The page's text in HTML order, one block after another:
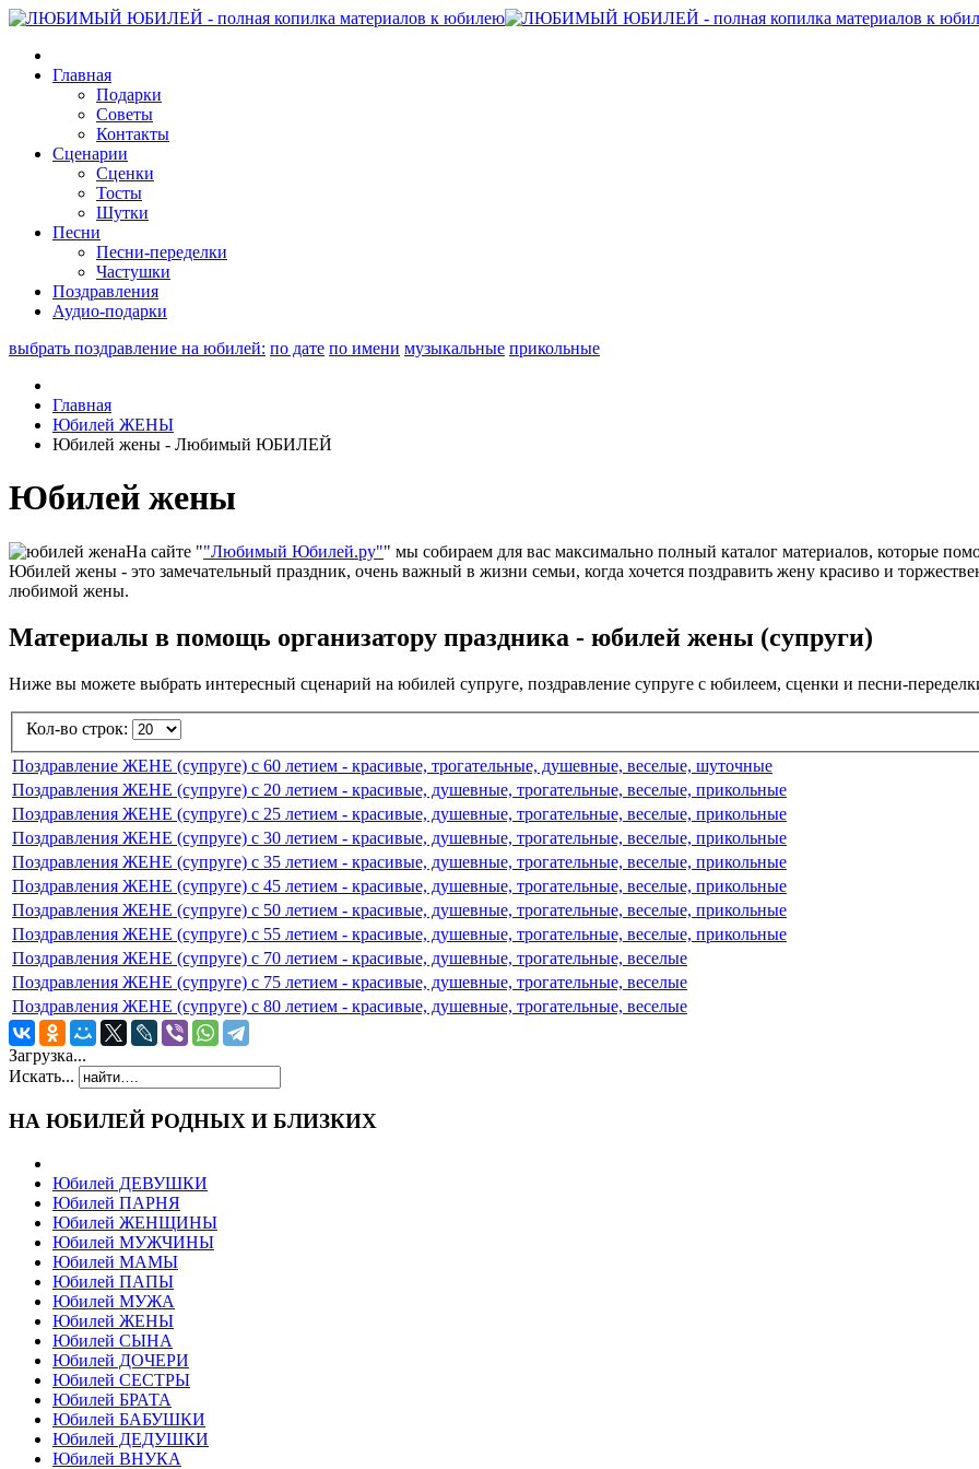
Главная
Подарки
Советы
Контакты
Сценарии
Сценки
Тосты
Шутки
Песни
Песни-переделки
Частушки
Поздравления
Аудио-подарки
выбрать поздравление на юбилей: по дате по имени музыкальные прикольные
Главная
Юбилей ЖЕНЫ
Юбилей жены - Любимый ЮБИЛЕЙ
Юбилей жены
На сайте ""Любимый Юбилей.ру"" мы собираем для вас максимально полный каталог материалов, которые
Юбилей жены - это замечательный праздник, очень важный в жизни семьи, когда хочется поздравить жену красиво и
любимой жены.
Материалы в помощь организатору праздника - юбилей жены (супруги)
Ниже вы можете выбрать интересный сценарий на юбилей супруге, поздравление супруге с юбилеем, сценки и песни-
Кол-во строк:
Поздравление ЖЕНЕ (супруге) с 60 летием - красивые, трогательные, душевные, веселые, шуточные
Поздравления ЖЕНЕ (супруге) с 20 летием - красивые, душевные, трогательные, веселые, прикольные
Поздравления ЖЕНЕ (супруге) с 25 летием - красивые, душевные, трогательные, веселые, прикольные
Поздравления ЖЕНЕ (супруге) с 30 летием - красивые, душевные, трогательные, веселые, прикольные
Поздравления ЖЕНЕ (супруге) с 35 летием - красивые, душевные, трогательные, веселые, прикольные
Поздравления ЖЕНЕ (супруге) с 45 летием - красивые, душевные, трогательные, веселые, прикольные
Поздравления ЖЕНЕ (супруге) с 50 летием - красивые, душевные, трогательные, веселые, прикольные
Поздравления ЖЕНЕ (супруге) с 55 летием - красивые, душевные, трогательные, веселые, прикольные
Поздравления ЖЕНЕ (супруге) с 70 летием - красивые, душевные, трогательные, веселые
Поздравления ЖЕНЕ (супруге) с 75 летием - красивые, душевные, трогательные, веселые
Поздравления ЖЕНЕ (супруге) с 80 летием - красивые, душевные, трогательные, веселые
Загрузка...
Искать...
НА ЮБИЛЕЙ РОДНЫХ И БЛИЗКИХ
Юбилей ДЕВУШКИ
Юбилей ПАРНЯ
Юбилей ЖЕНЩИНЫ
Юбилей МУЖЧИНЫ
Юбилей МАМЫ
Юбилей ПАПЫ
Юбилей МУЖА
Юбилей ЖЕНЫ
Юбилей СЫНА
Юбилей ДОЧЕРИ
Юбилей СЕСТРЫ
Юбилей БРАТА
Юбилей БАБУШКИ
Юбилей ДЕДУШКИ
Юбилей ВНУКА